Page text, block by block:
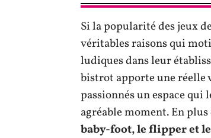
Si la popularité des jeux
véritables raisons qui
ludiques dans leur
bistrot apporte une réelle
passionnés un espace
agréable moment. En
baby-foot, le flipper et